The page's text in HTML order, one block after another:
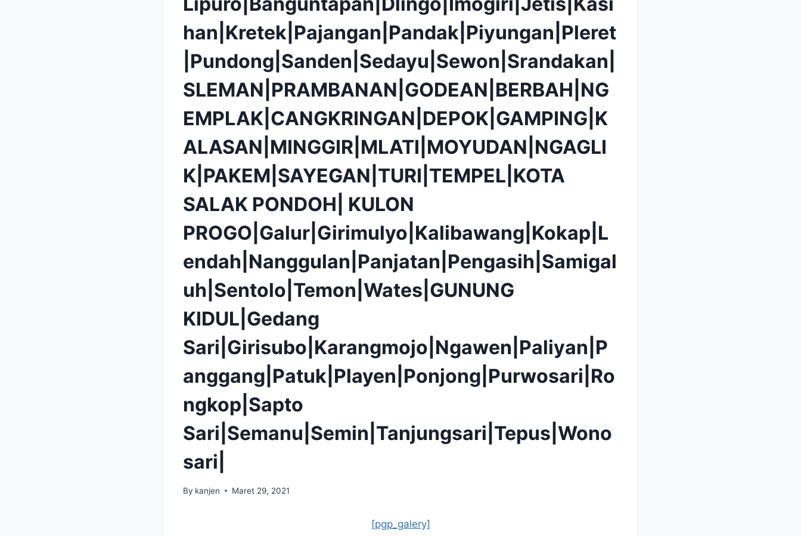
han|Kretek|Pajangan|Pandak|Piyungan|Pleret
|Pundong|Sanden|Sedayu|Sewon|Srandakan|
SLEMAN|PRAMBANAN|GODEAN|BERBAH|NG
EMPLAK|CANGKRINGAN|DEPOK|GAMPING|K
ALASAN|MINGGIR|MLATI|MOYUDAN|NGAGLI
K|PAKEM|SAYEGAN|TURI|TEMPEL|KOTA
SALAK PONDOH| KULON
PROGO|Galur|Girimulyo|Kalibawang|Kokap|L
endah|Nanggulan|Panjatan|Pengasih|Samigal
uh|Sentolo|Temon|Wates|GUNUNG
KIDUL|Gedang
Sari|Girisubo|Karangmojo|Ngawen|Paliyan|P
anggang|Patuk|Playen|Ponjong|Purwosari|Ro
ngkop|Sapto
Sari|Semanu|Semin|Tanjungsari|Tepus|Wono
sari|
By kanjen Maret 29, 2021
[pgp_galery]